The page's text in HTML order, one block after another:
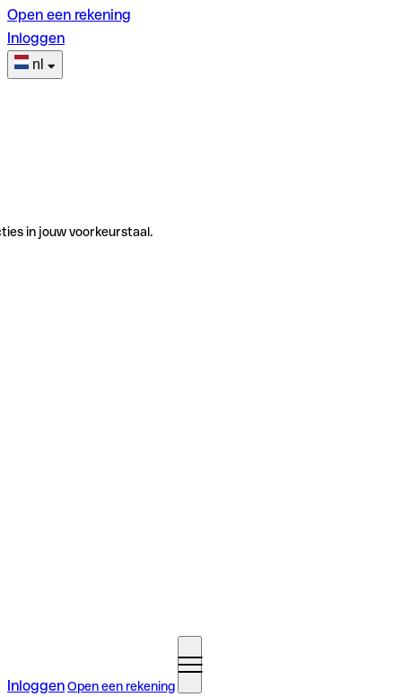
Open een rekening
Inloggen
nl
in jouw voorkeurstaal.
InloggenOpen een rekening